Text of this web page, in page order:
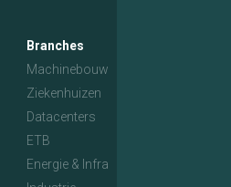
Branches
Machinebouw
Ziekenhuizen
Datacenters
ETB
Energie & Infra